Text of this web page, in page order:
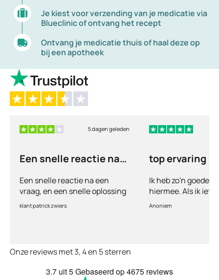
Je kiest voor verzending van je medicatie via
Blueclinic of ontvang het recept
Ontvang je medicatie thuis of haal deze op
bij een apotheek
5 dagen geleden
Een snelle reactie na
Een snelle reactie na een
vraag, en een snelle oplossing
klant patrick zwiers
top ervaring
Ik heb zo'n goede
hiermee. Als ik iets
vul ik een
te smeken voor
Anoniem
Onze reviews met 3, 4 en 5 sterren
3.7 uit 5Gebaseerd op4675 reviews